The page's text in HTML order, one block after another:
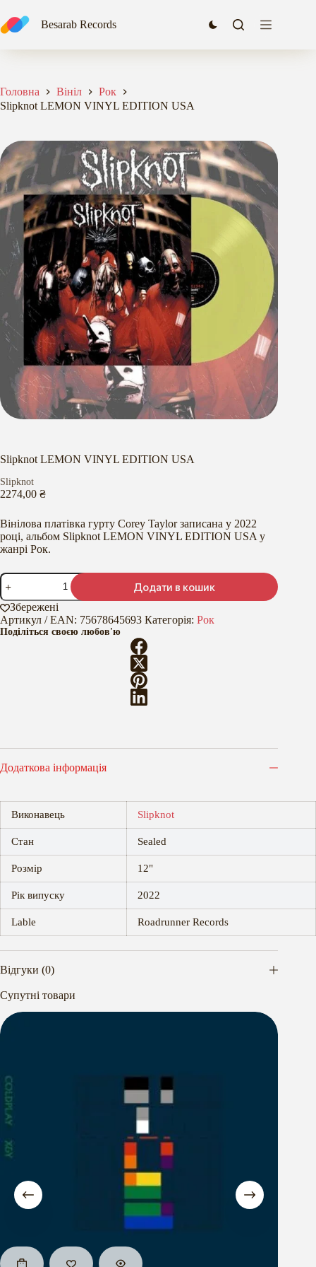
до
вмісту
2274,00₴
Додати в кошик
Besarab Records
Головна Вініл
Рок
Slipknot LEMON VINYL EDITION USA
Slipknot LEMON VINYL EDITION USA
Slipknot
2274,00 ₴
Вінілова платівка гурту Corey Taylor записана у 2022
році, альбом Slipknot LEMON VINYL EDITION USA у
жанрі Рок.
Slipknot
LEMON
VINYL
EDITION
USA
кількість
Додати в кошик
Збережені
Артикул / EAN: 75678645693 Категорія: Рок
Поділіться своєю любов'ю
Додаткова інформація
Виконавець Slipknot
Стан Sealed
Розмір 12"
Рік випуску 2022
Lable Roadrunner Records
Відгуки (0)
Супутні товари